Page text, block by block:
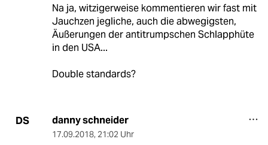
Na ja, witzigerweise kommentieren wir fast mit
Jauchzen jegliche, auch die abwegigsten,
Äußerungen der antitrumpschen Schlapphüte
in den USA...
Double standards?
DS danny schneider
17.09.2018, 21:02 Uhr